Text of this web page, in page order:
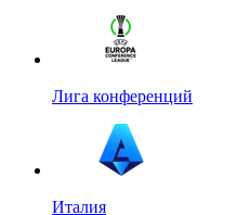
Лига конференций
Италия